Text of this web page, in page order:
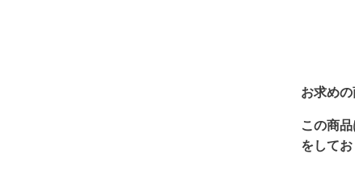
お求め
この商
をしてお